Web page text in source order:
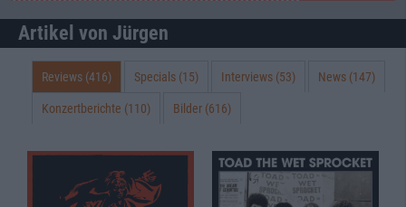
Artikel von Jürgen
Reviews (416) Specials (15) Interviews (53) News (147)
Konzertberichte (110) Bilder (616)